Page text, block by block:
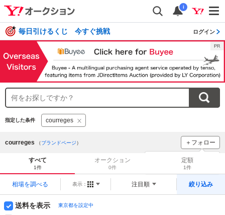
i
毎日引けるくじ 今すぐ挑戦 ログイン
指定した条件 courreges
courreges （ブランドページ） ＋フォロー
ブランドをフォロー
をチェック！
すべて
1件
オークション
0件
定額
1件
相場を調べる 表示： 注目順 絞り込み
送料を表示 東京都を設定中